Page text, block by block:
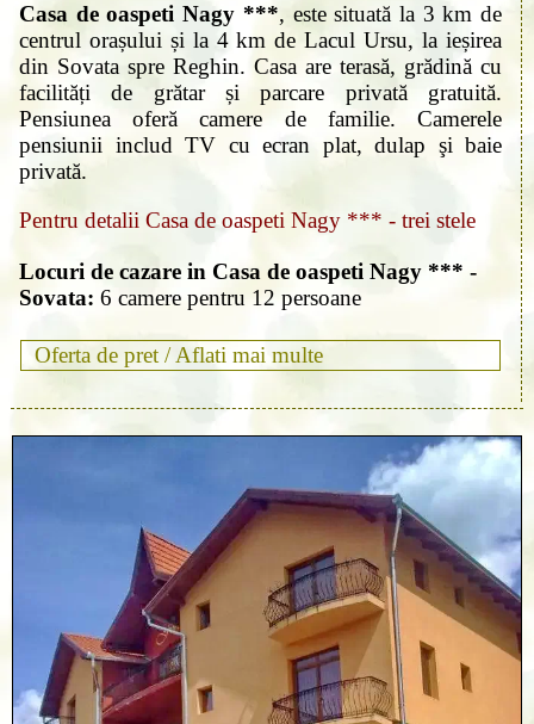
Casa de oaspeti Nagy ***, este situată la 3 km de
centrul orașului și la 4 km de Lacul Ursu, la ieșirea
din Sovata spre Reghin. Casa are terasă, grădină cu
facilități de grătar și parcare privată gratuită.
Pensiunea oferă camere de familie. Camerele
pensiunii includ TV cu ecran plat, dulap şi baie
privată.
Pentru detalii Casa de oaspeti Nagy *** - trei stele
Locuri de cazare in Casa de oaspeti Nagy *** -
Sovata: 6 camere pentru 12 persoane
Oferta de pret / Aflati mai multe